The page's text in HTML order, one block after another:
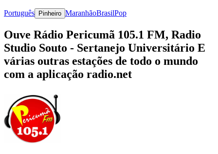
Português Pinheiro MaranhãoBrasilPop
Ouve Rádio Pericumã 105.1 FM, Radio
Studio Souto - Sertanejo Universitário E
várias outras estações de todo o mundo
com a aplicação radio.net